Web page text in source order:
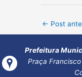
Post
← Post
Prefeitura
Praça